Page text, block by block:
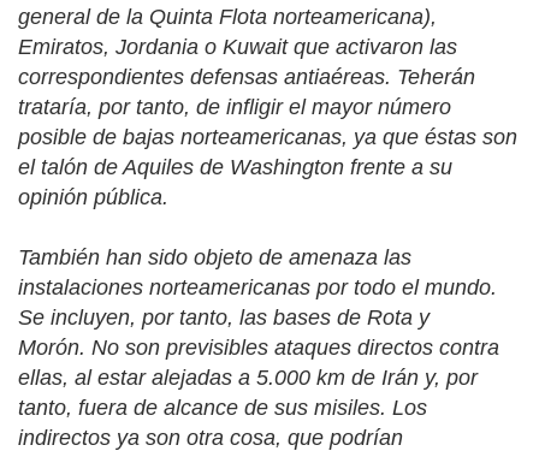
general de la Quinta Flota norteamericana),
Emiratos, Jordania o Kuwait que activaron las
correspondientes defensas antiaéreas. Teherán
trataría, por tanto, de infligir el mayor número
posible de bajas norteamericanas, ya que éstas son
el talón de Aquiles de Washington frente a su
opinión pública.
También han sido objeto de amenaza las
instalaciones norteamericanas por todo el mundo.
Se incluyen, por tanto, las bases de Rota y
Morón. No son previsibles ataques directos contra
ellas, al estar alejadas a 5.000 km de Irán y, por
tanto, fuera de alcance de sus misiles. Los
indirectos ya son otra cosa, que podrían